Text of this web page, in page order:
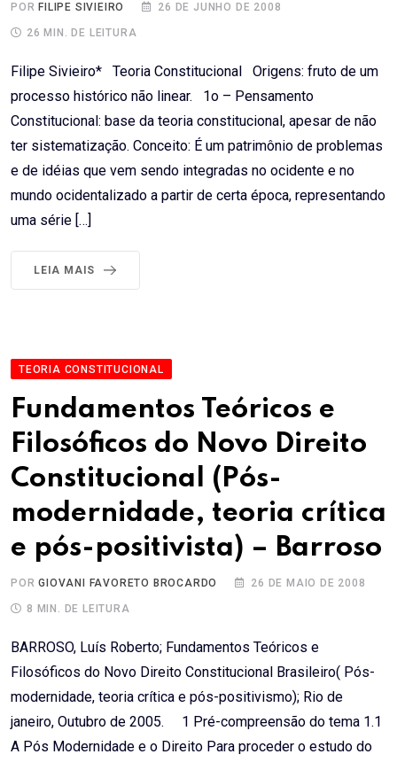
POR FILIPE SIVIEIRO 26 DE JUNHO DE 2008
26 MIN. DE LEITURA
Filipe Sivieiro* Teoria Constitucional Origens: fruto de um
processo histórico não linear. 1o – Pensamento
Constitucional: base da teoria constitucional, apesar de não
ter sistematização. Conceito: É um patrimônio de problemas
e de idéias que vem sendo integradas no ocidente e no
mundo ocidentalizado a partir de certa época, representando
uma série […]
LEIA MAIS
TEORIA CONSTITUCIONAL
Fundamentos Teóricos e
Filosóficos do Novo Direito
Constitucional (Pós-
modernidade, teoria crítica
e pós-positivista) – Barroso
PORGIOVANI FAVORETO BROCARDO 26 DE MAIO DE 2008
8 MIN. DE LEITURA
BARROSO, Luís Roberto; Fundamentos Teóricos e
Filosóficos do Novo Direito Constitucional Brasileiro( Pós-
modernidade, teoria crítica e pós-positivismo); Rio de
janeiro, Outubro de 2005. 1 Pré-compreensão do tema 1.1
A Pós Modernidade e o Direito Para proceder o estudo do